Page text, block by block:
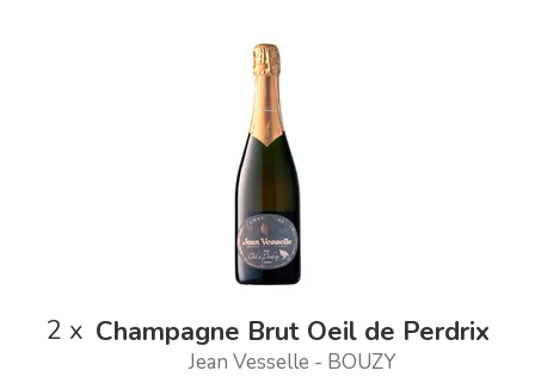
2 x Champagne Brut Oeil de Perdrix
Jean Vesselle - BOUZY